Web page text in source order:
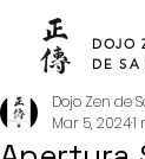
DOJO
DE
Dojo Zen de
Mar 5, 20241